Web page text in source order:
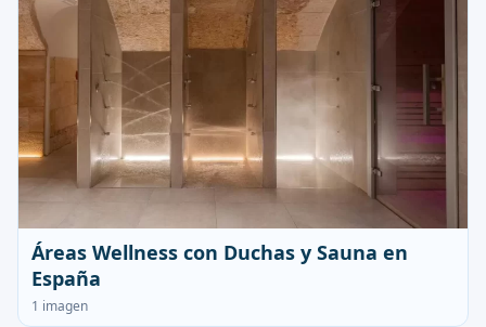
Áreas Wellness con Duchas y Sauna en
España
1 imagen